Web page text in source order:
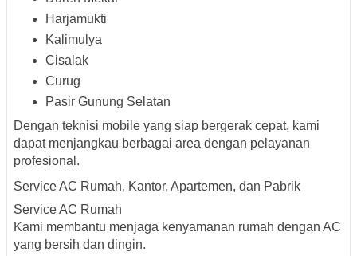
Harjamukti
Kalimulya
Cisalak
Curug
Pasir Gunung Selatan
Dengan teknisi mobile yang siap bergerak cepat, kami
dapat menjangkau berbagai area dengan pelayanan
profesional.
Service AC Rumah, Kantor, Apartemen, dan Pabrik
Service AC Rumah
Kami membantu menjaga kenyamanan rumah dengan AC
yang bersih dan dingin.